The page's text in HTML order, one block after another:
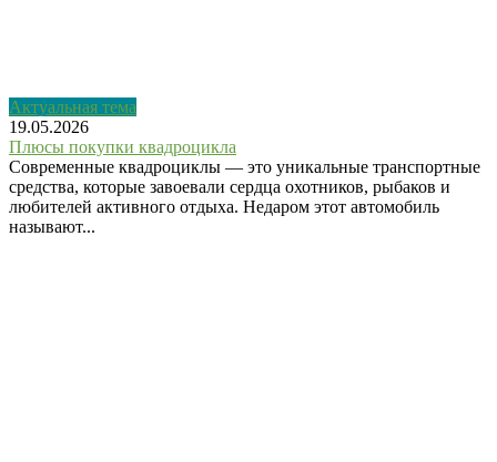
Актуальная тема
19.05.2026
Плюсы покупки квадроцикла
Современные квадроциклы — это уникальные транспортные
средства, которые завоевали сердца охотников, рыбаков и
любителей активного отдыха. Недаром этот автомобиль
называют...